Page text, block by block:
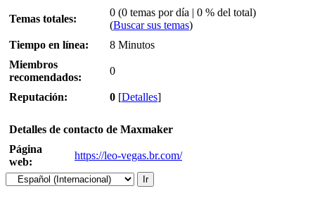
Temas totales:
0 (0 temas por día | 0 % del total)
(Buscar sus temas)
Tiempo en línea:
8 Minutos
Miembros
recomendados:
0
Reputación: 0 [Detalles]
Detalles de contacto de Maxmaker
Página
web:
https://leo-vegas.br.com/